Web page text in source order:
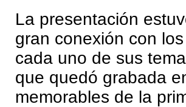
La presentación
gran conexión con
cada uno de sus
que quedó grabada
memorables de la